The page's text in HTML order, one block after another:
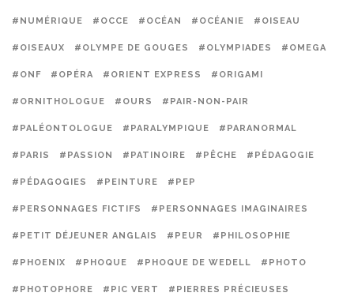
#NUMÉRIQUE #OCCE #OCÉAN #OCÉANIE #OISEAU
#OISEAUX #OLYMPE DE GOUGES #OLYMPIADES #OMEGA
#ONF #OPÉRA #ORIENT EXPRESS #ORIGAMI
#ORNITHOLOGUE #OURS #PAIR-NON-PAIR
#PALÉONTOLOGUE #PARALYMPIQUE #PARANORMAL
#PARIS #PASSION #PATINOIRE #PÊCHE #PÉDAGOGIE
#PÉDAGOGIES #PEINTURE #PEP
#PERSONNAGES FICTIFS #PERSONNAGES IMAGINAIRES
#PETIT DÉJEUNER ANGLAIS #PEUR #PHILOSOPHIE
#PHOENIX #PHOQUE #PHOQUE DE WEDELL #PHOTO
#PHOTOPHORE #PIC VERT #PIERRES PRÉCIEUSES